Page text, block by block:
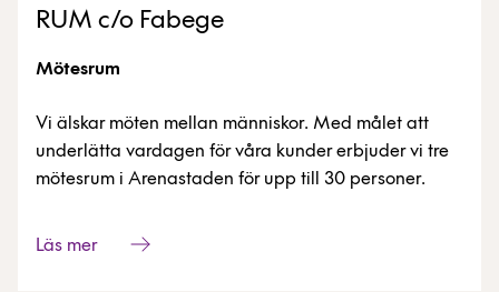
RUM c/o Fabege
Mötesrum
Vi älskar möten mellan människor. Med målet att
underlätta vardagen för våra kunder erbjuder vi tre
mötesrum i Arenastaden för upp till 30 personer.
Läs mer